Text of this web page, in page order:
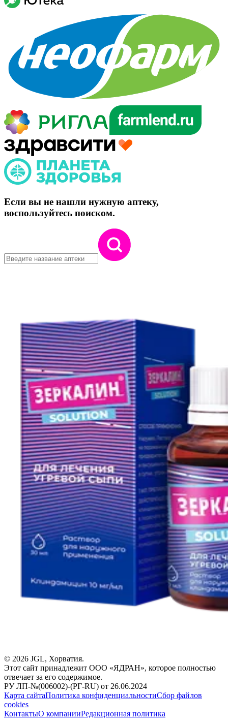
Если вы не нашли нужную аптеку,
воспользуйтесь поиском.
© 2026 JGL, Хорватия.
Этот сайт принадлежит ООО «ЯДРАН», которое полностью
отвечает за его содержимое.
РУ ЛП-№(006002)-(РГ-RU) от 26.06.2024
Карта сайтаПолитика конфиденциальностиСбор файлов
cookies
КонтактыО компанииРедакционная политика